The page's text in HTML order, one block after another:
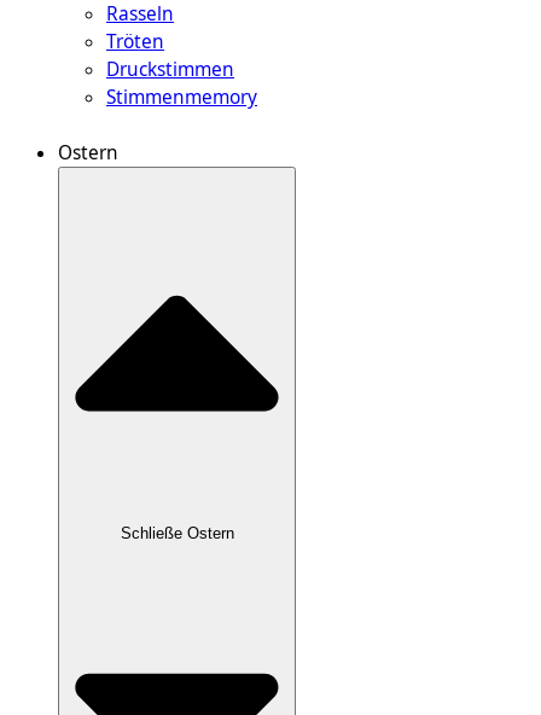
Rasseln
Tröten
Druckstimmen
Stimmenmemory
Ostern
Schließe Ostern